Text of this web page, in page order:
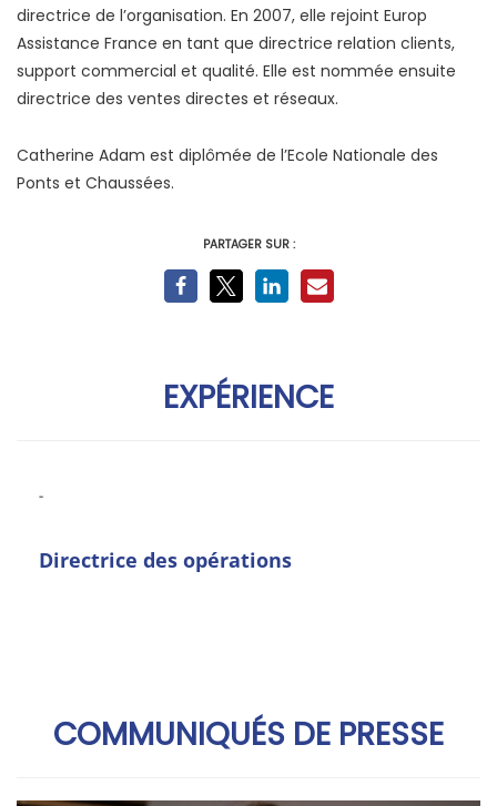
directrice de l’organisation. En 2007, elle rejoint Europ
Assistance France en tant que directrice relation clients,
support commercial et qualité. Elle est nommée ensuite
directrice des ventes directes et réseaux.
Catherine Adam est diplômée de l’Ecole Nationale des
Ponts et Chaussées.
PARTAGER SUR :
EXPÉRIENCE
-
Directrice des opérations
COMMUNIQUÉS DE PRESSE